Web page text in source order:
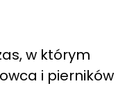
w którym
i pierników